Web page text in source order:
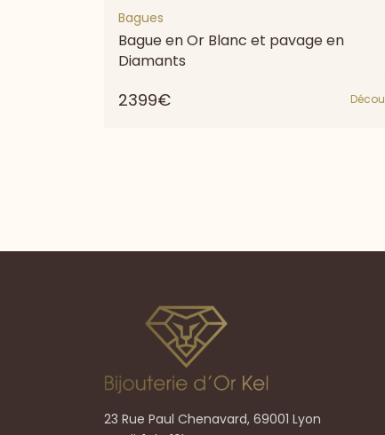
Bagues
Bague en Or Blanc et pavage en
Diamants
2399€
23 Rue Paul Chenavard, 69001 Lyon